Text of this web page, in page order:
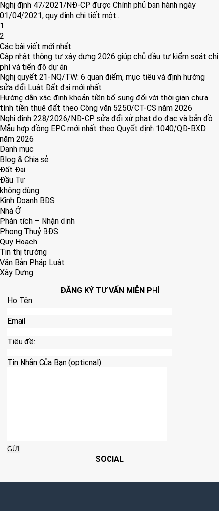
Nghị định 47/2021/NĐ-CP được Chính phủ ban hành ngày
01/04/2021, quy định chi tiết một...
1
2
Các bài viết mới nhất
Cập nhật thông tư xây dựng 2026 giúp chủ đầu tư kiểm soát chi
phí và tiến độ dự án
Nghị quyết 21-NQ/TW: 6 quan điểm, mục tiêu và định hướng
sửa đổi Luật Đất đai mới nhất
Hướng dẫn xác định khoản tiền bổ sung đối với thời gian chưa
tính tiền thuê đất theo Công văn 5250/CT-CS năm 2026
Nghị định 228/2026/NĐ-CP sửa đổi xử phạt đo đạc và bản đồ
Mẫu hợp đồng EPC mới nhất theo Quyết định 1040/QĐ-BXD
năm 2026
Danh mục
Blog & Chia sẻ
Đất Đai
Đầu Tư
không dùng
Kinh Doanh BĐS
Nhà Ở
Phân tích – Nhận định
Phong Thuỷ BĐS
Quy Hoạch
Tin thị trường
Văn Bản Pháp Luật
Xây Dựng
ĐĂNG KÝ TƯ VẤN MIỄN PHÍ
Họ Tên
Email
Tiêu đề:
Tin Nhắn Của Bạn (optional)
SOCIAL